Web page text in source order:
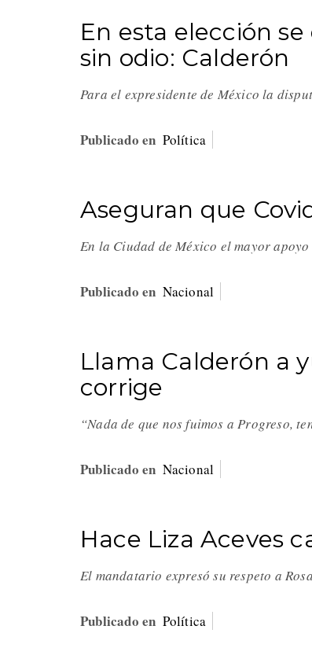
En esta elección
sin odio: Calderón
Para el expresidente de México la
Publicado en Política
Aseguran que
En la Ciudad de México el mayor
Publicado en Nacional
Llama Calderón a
corrige
“Nada de que nos fuimos a Progreso,
Publicado en Nacional
Hace Liza Aceves
El mandatario expresó su respeto a
Publicado en Política